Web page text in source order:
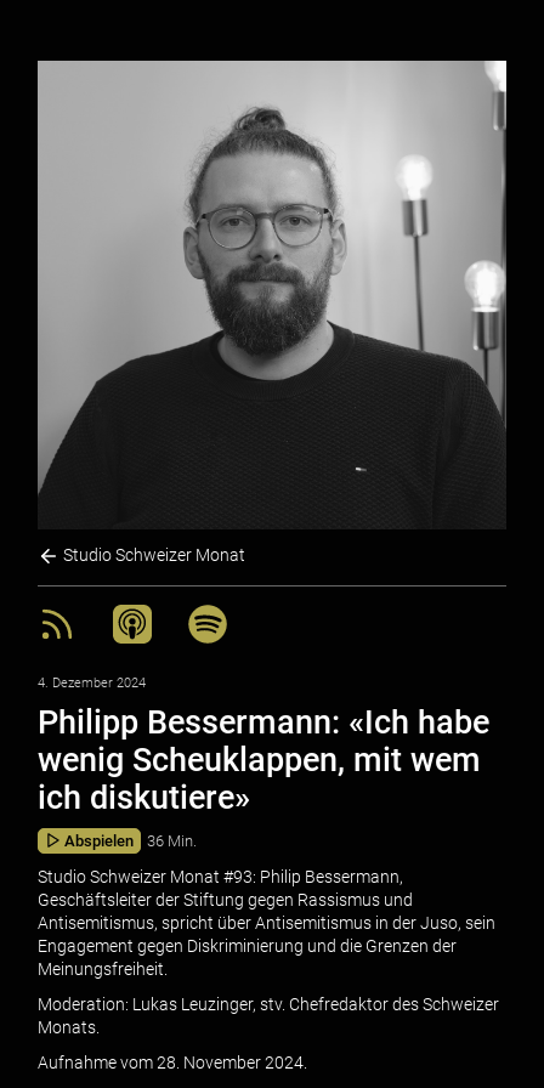
Studio Schweizer Monat
4. Dezember 2024
Philipp Bessermann: «Ich habe
wenig Scheuklappen, mit wem
ich diskutiere»
Abspielen 36 Min.
Studio Schweizer Monat #93: Philip Bessermann,
Geschäftsleiter der Stiftung gegen Rassismus und
Antisemitismus, spricht über Antisemitismus in der Juso, sein
Engagement gegen Diskriminierung und die Grenzen der
Meinungsfreiheit.
Moderation: Lukas Leuzinger, stv. Chefredaktor des Schweizer
Monats.
Aufnahme vom 28. November 2024.